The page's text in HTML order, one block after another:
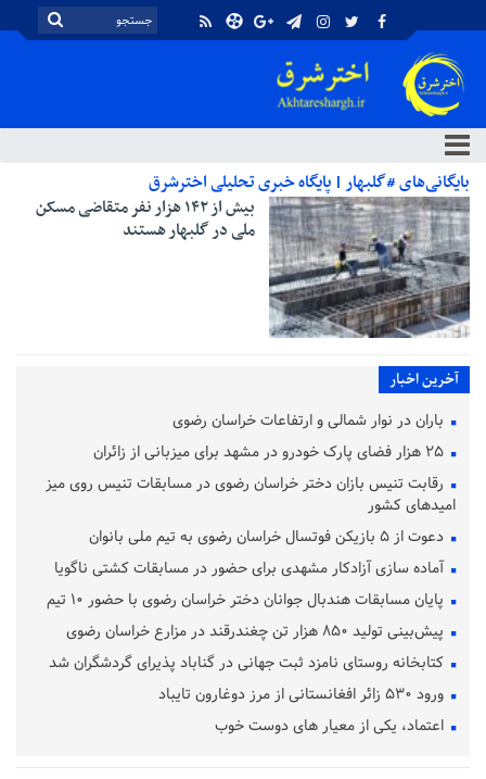
بایگانی‌های #گلبهار | پایگاه خبری تحلیلی اخترشرق
بیش از ۱۴۲ هزار نفر متقاضی مسکن
ملی در گلبهار هستند
آخرین اخبار
باران در نوار شمالی و ارتفاعات خراسان رضوی
رقابت تنیس بازان دختر خراسان رضوی در مسابقات تنیس روی میز
امیدهای کشور
دعوت از ۵ بازیکن فوتسال خراسان رضوی به تیم ملی بانوان
آماده‌ سازی آزادکار مشهدی برای حضور در مسابقات کشتی ناگویا
پایان مسابقات هندبال جوانان دختر خراسان رضوی با حضور ۱۰ تیم
پیش‌بینی تولید ۸۵۰ هزار تن چغندرقند در مزارع خراسان رضوی
کتابخانه روستای نامزد ثبت جهانی در گناباد پذیرای گردشگران شد
ورود ۵۳۰ زائر افغانستانی از مرز دوغارون تایباد
اعتماد، یکی از معیار های دوست خوب